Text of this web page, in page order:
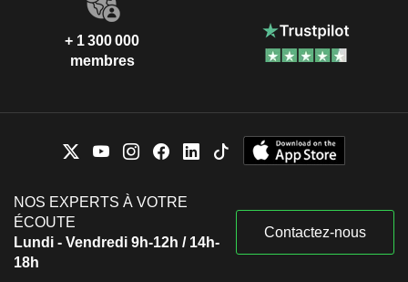
+ 1 300 000
membres
NOS EXPERTS À VOTRE
ÉCOUTE
Lundi - Vendredi 9h-12h / 14h-
18h
Contactez-nous